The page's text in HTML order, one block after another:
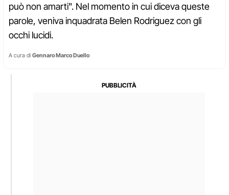
può non amarti". Nel momento in cui diceva queste
parole, veniva inquadrata Belen Rodriguez con gli
occhi lucidi.
A cura di Gennaro Marco Duello